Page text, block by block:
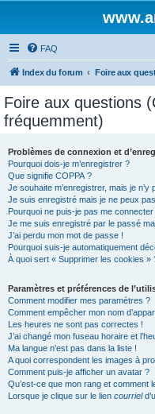
FAQ
Index du forum Foire aux
Foire aux questions
fréquemment)
Problèmes de connexion et
Pourquoi dois-je m’enregistrer ?
Que signifie COPPA ?
Je souhaite m’enregistrer, mais je n’y
Je suis enregistré mais je ne peux
Pourquoi ne puis-je pas me connecter
Je me suis enregistré par le passé
J’ai perdu mon mot de passe !
Pourquoi suis-je automatiquement
À quoi sert « Supprimer les cookies »
Paramètres et préférences de
Comment modifier mes paramètres ?
Comment empêcher mon nom
Les heures ne sont pas correctes !
J’ai changé mon fuseau horaire et
Ma langue n’est pas dans la liste !
A quoi correspondent les images à
Comment puis-je afficher un avatar ?
Qu’est-ce que mon rang et comment
Lorsque je clique sur le lien courriel